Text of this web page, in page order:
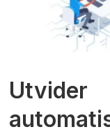
Utvider